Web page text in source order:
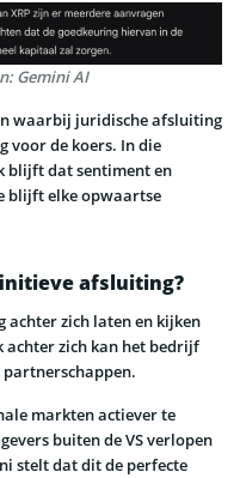
Gemini AI
waarbij juridische afsluiting
voor de koers. In die
blijft dat sentiment en
blijft elke opwaartse
afsluiting?
achter zich laten en kijken
achter zich kan het bedrijf
markten actiever te
buiten de VS verlopen
stelt dat dit de perfecte